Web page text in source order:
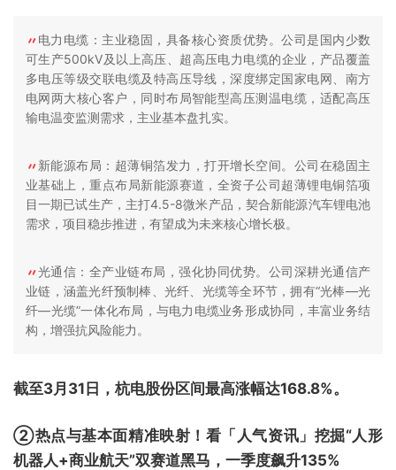
电力电缆：主业稳固，具备核心资质优势。公司是国内少数
可生产500kV及以上高压、超高压电力电缆的企业，产品覆盖
多电压等级交联电缆及特高压导线，深度绑定国家电网、南方
电网两大核心客户，同时布局智能型高压测温电缆，适配高压
输电温变监测需求，主业基本盘扎实。
新能源布局：超薄铜箔发力，打开增长空间。公司在稳固主
业基础上，重点布局新能源赛道，全资子公司超薄锂电铜箔项
目一期已试生产，主打4.5-8微米产品，契合新能源汽车锂电池
需求，项目稳步推进，有望成为未来核心增长极。
光通信：全产业链布局，强化协同优势。公司深耕光通信产
业链，涵盖光纤预制棒、光纤、光缆等全环节，拥有“光棒—光
纤—光缆”一体化布局，与电力电缆业务形成协同，丰富业务结
构，增强抗风险能力。
截至3月31日，杭电股份区间最高涨幅达168.8%。
②热点与基本面精准映射！看「人气资讯」挖掘“人形
机器人+商业航天”双赛道黑马，一季度飙升135%